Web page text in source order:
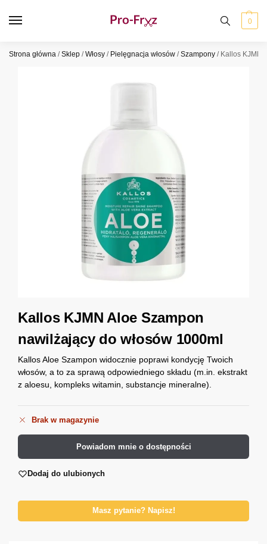
0
Strona główna /Sklep /Włosy / Pielęgnacja włosów /Szampony / Kallos KJMN
Kallos KJMN Aloe Szampon
nawilżający do włosów 1000ml
Kallos Aloe Szampon widocznie poprawi kondycję Twoich
włosów, a to za sprawą odpowiedniego składu (m.in. ekstrakt
z aloesu, kompleks witamin, substancje mineralne).
Brak w magazynie
Powiadom mnie o dostępności
Dodaj do ulubionych
Masz pytanie? Napisz!